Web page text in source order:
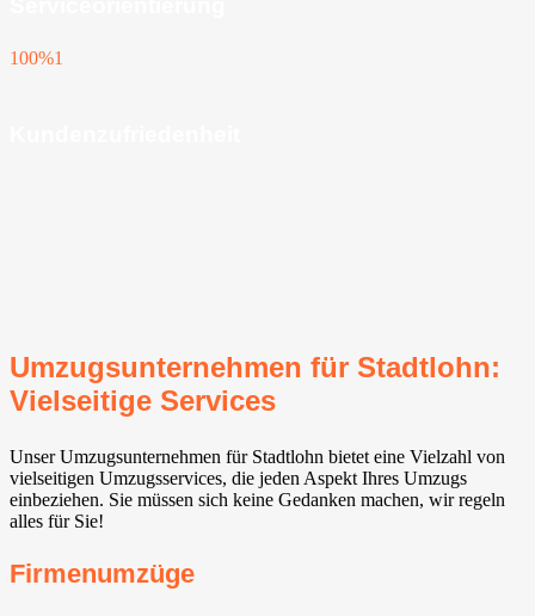
100%1
Umzugsunternehmen für Stadtlohn:
Vielseitige Services
Unser Umzugsunternehmen für Stadtlohn bietet eine Vielzahl von
vielseitigen Umzugsservices, die jeden Aspekt Ihres Umzugs
einbeziehen. Sie müssen sich keine Gedanken machen, wir regeln
alles für Sie!
Firmenumzüge